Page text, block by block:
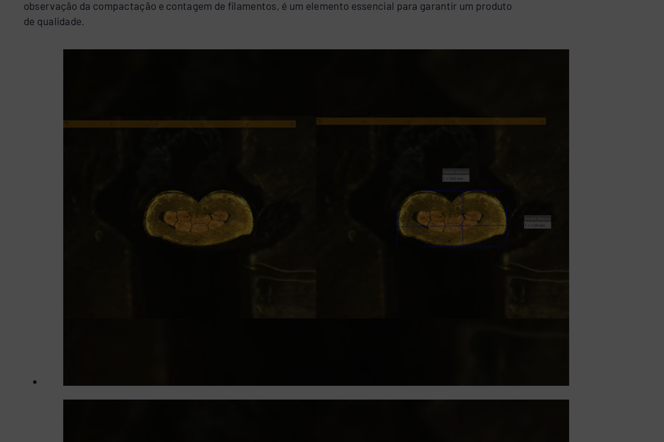
observação da compactação e contagem de filamentos, é um elemento essencial para garantir um produto
de qualidade.